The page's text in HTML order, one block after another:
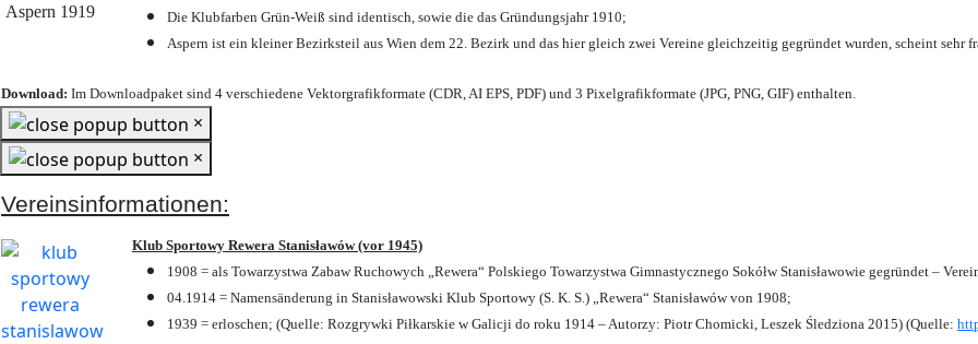
Die Klubfarben Grün-Weiß sind identisch, sowie die das Gründungsjahr 1910;
Aspern ist ein kleiner Bezirksteil aus Wien dem 22. Bezirk und das hier gleich zwei Vereine gleichzeitig gegründet wurden, scheint sehr
Download: Im Downloadpaket sind 4 verschiedene Vektorgrafikformate (CDR, AI EPS, PDF) und 3 Pixelgrafikformate (JPG, PNG, GIF) enthalten.
×
×
Vereinsinformationen:
Klub Sportowy Rewera Stanisławów (vor 1945)
1908 = als Towarzystwa Zabaw Ruchowych „Rewera“ Polskiego Towarzystwa Gimnastycznego Sokółw Stanisławowie gegründet –
04.1914 = Namensänderung in Stanisławowski Klub Sportowy (S. K. S.) „Rewera“ Stanisławów von 1908;
1939 = erloschen; (Quelle: Rozgrywki Piłkarskie w Galicji do roku 1914 – Autorzy: Piotr Chomicki, Leszek Śledziona 2015) (Quelle: